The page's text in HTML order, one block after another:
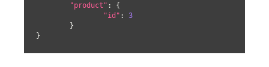
"product" : {
"id" : 3
}